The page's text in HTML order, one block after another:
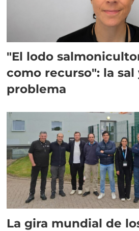
"El lodo
como recurso": la sal
problema
La gira mundial de